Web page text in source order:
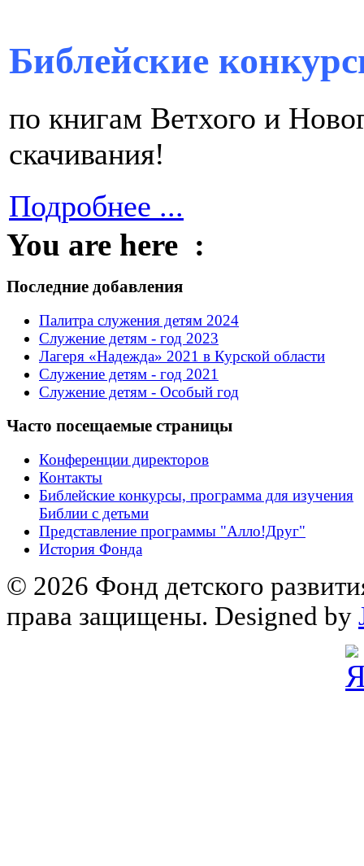
Библейские
по книгам Ветхого и
скачивания!
Подробнее ...
You are here :
Последние добавления
Палитра служения детям 2024
Служение детям - год 2023
Лагеря «Надежда» 2021 в Курской области
Служение детям - год 2021
Служение детям - Особый год
Часто посещаемые страницы
Конференции директоров
Контакты
Библейские конкурсы, программа для изучения
Библии с детьми
Представление программы "Алло!Друг"
История Фонда
© 2026 Фонд детского
права защищены. Designed by